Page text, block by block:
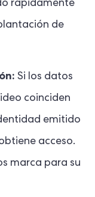
rápidamente
de
Si los datos
coinciden
emitido
acceso.
marca para su